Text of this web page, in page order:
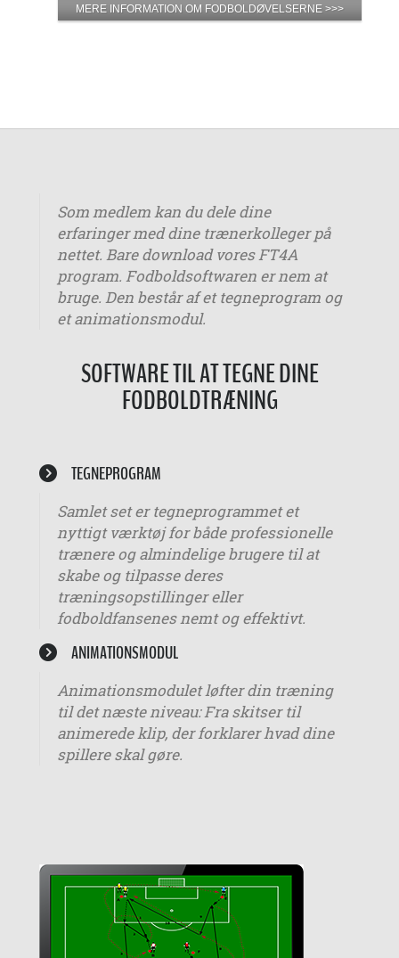
MERE INFORMATION OM FODBOLDØVELSERNE >>>
Som medlem kan du dele dine
erfaringer med dine trænerkolleger på
nettet. Bare download vores FT4A
program. Fodboldsoftwaren er nem at
bruge. Den består af et tegneprogram og
et animationsmodul.
SOFTWARE TIL AT TEGNE DINE
FODBOLDTRÆNING
TEGNEPROGRAM
Samlet set er tegneprogrammet et
nyttigt værktøj for både professionelle
trænere og almindelige brugere til at
skabe og tilpasse deres
træningsopstillinger eller
fodboldfansenes nemt og effektivt.
ANIMATIONSMODUL
Animationsmodulet løfter din træning
til det næste niveau: Fra skitser til
animerede klip, der forklarer hvad dine
spillere skal gøre.